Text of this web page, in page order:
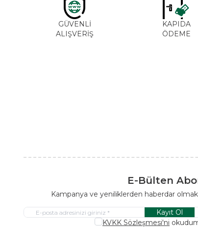
GÜVENLİ
ALIŞVERİŞ
KAPIDA
ÖDEME
E-Bülten
Kampanya ve yeniliklerden haberdar
Kayıt Ol
KVKK Sözleşmesi'ni